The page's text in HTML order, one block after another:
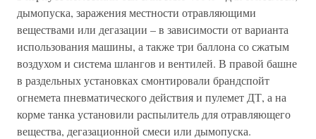
дымопуска, заражения местности отравляющими
веществами или дегазации – в зависимости от варианта
использования машины, а также три баллона со сжатым
воздухом и система шлангов и вентилей. В правой башне
в раздельных установках смонтировали брандспойт
огнемета пневматического действия и пулемет ДТ, а на
корме танка установили распылитель для отравляющего
вещества, дегазационной смеси или дымопуска.